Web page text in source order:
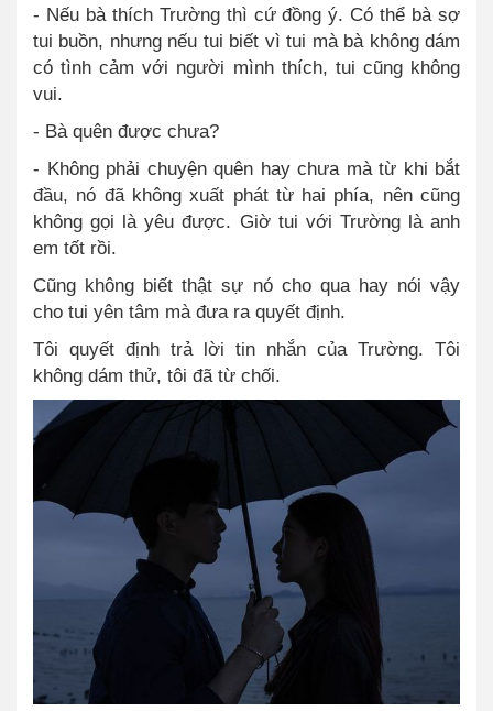
- Nếu bà thích Trường thì cứ đồng ý. Có thể bà sợ
tui buồn, nhưng nếu tui biết vì tui mà bà không dám
có tình cảm với người mình thích, tui cũng không
vui.
- Bà quên được chưa?
- Không phải chuyện quên hay chưa mà từ khi bắt
đầu, nó đã không xuất phát từ hai phía, nên cũng
không gọi là yêu được. Giờ tui với Trường là anh
em tốt rồi.
Cũng không biết thật sự nó cho qua hay nói vậy
cho tui yên tâm mà đưa ra quyết định.
Tôi quyết định trả lời tin nhắn của Trường. Tôi
không dám thử, tôi đã từ chối.